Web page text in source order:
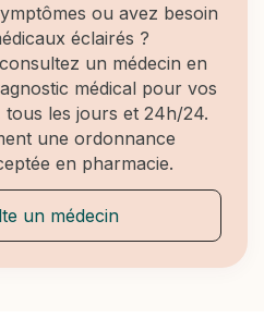
ou avez besoin
éclairés ?
un médecin en
médical pour vos
tous les jours et 24h/24.
une ordonnance
en pharmacie.
un médecin